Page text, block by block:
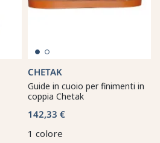
CHETAK
Guide in cuoio per finimenti in
coppia Chetak
142,33 €
1 colore